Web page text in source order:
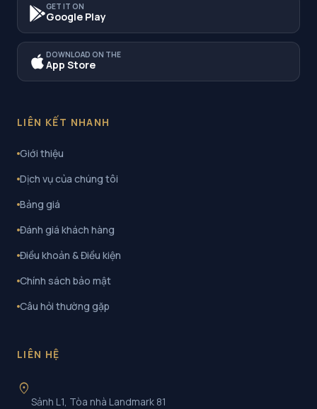
GET IT ON
Google Play
DOWNLOAD ON THE
App Store
LIÊN KẾT NHANH
Giới thiệu
Dịch vụ của chúng tôi
Bảng giá
Đánh giá khách hàng
Điều khoản & Điều kiện
Chính sách bảo mật
Câu hỏi thường gặp
LIÊN HỆ
location_on
Sảnh L1, Tòa nhà Landmark 81